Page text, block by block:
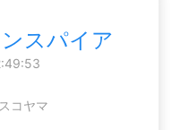
スパイア
コヤマ